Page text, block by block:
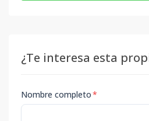
¿Te interesa esta
Nombre completo*